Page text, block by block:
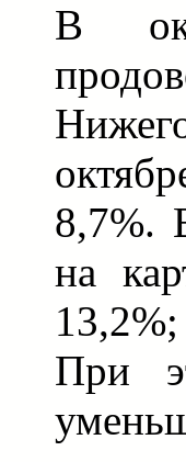
В
8,7%.
на
При